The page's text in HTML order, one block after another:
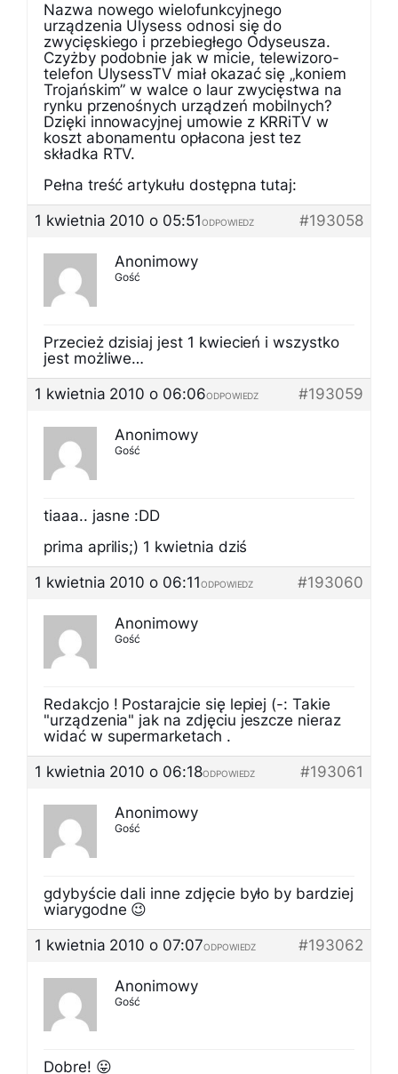
Nazwa nowego wielofunkcyjnego
urządzenia Ulysess odnosi się do
zwycięskiego i przebiegłego Odyseusza.
Czyżby podobnie jak w micie, telewizoro-
telefon UlysessTV miał okazać się „koniem
Trojańskim” w walce o laur zwycięstwa na
rynku przenośnych urządzeń mobilnych?
Dzięki innowacyjnej umowie z KRRiTV w
koszt abonamentu opłacona jest tez
składka RTV.
Pełna treść artykułu dostępna tutaj:
1 kwietnia 2010 o 05:51
#193058
ODPOWIEDZ
Anonimowy
Gość
Przecież dzisiaj jest 1 kwiecień i wszystko
jest możliwe…
1 kwietnia 2010 o 06:06
#193059
ODPOWIEDZ
Anonimowy
Gość
tiaaa.. jasne :DD
prima aprilis;) 1 kwietnia dziś
1 kwietnia 2010 o 06:11
#193060
ODPOWIEDZ
Anonimowy
Gość
Redakcjo ! Postarajcie się lepiej (-: Takie
"urządzenia" jak na zdjęciu jeszcze nieraz
widać w supermarketach .
1 kwietnia 2010 o 06:18
#193061
ODPOWIEDZ
Anonimowy
Gość
gdybyście dali inne zdjęcie było by bardziej
wiarygodne 😉
1 kwietnia 2010 o 07:07
#193062
ODPOWIEDZ
Anonimowy
Gość
Dobre! 😛